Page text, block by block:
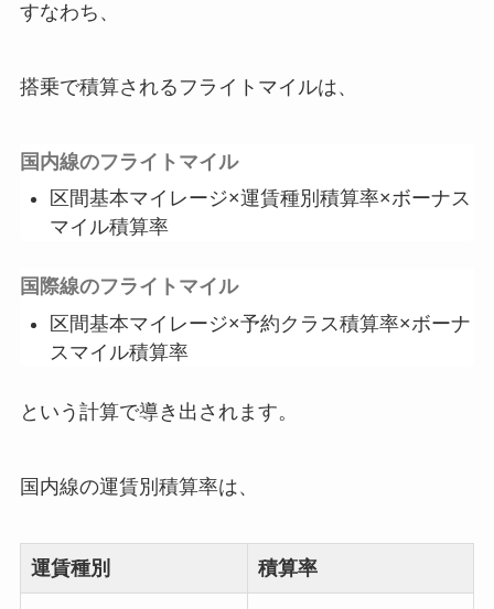
すなわち、
搭乗で積算されるフライトマイルは、
国内線のフライトマイル
区間基本マイレージ×運賃種別積算率×ボーナス
マイル積算率
国際線のフライトマイル
区間基本マイレージ×予約クラス積算率×ボーナ
スマイル積算率
という計算で導き出されます。
国内線の運賃別積算率は、
運賃種別 積算率